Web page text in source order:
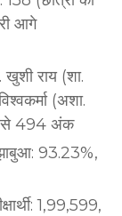
आगे
राय (शा.
(अशा.
में से 494 अंक
93.23%,
1,99,599,